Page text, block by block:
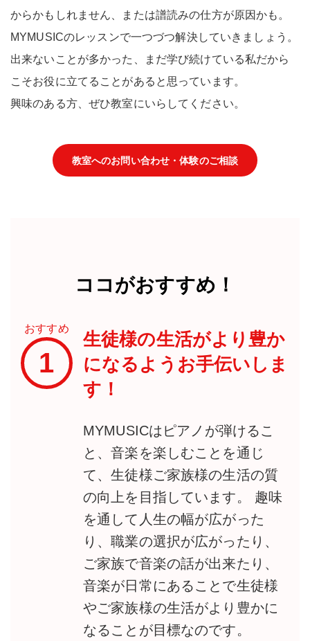
からかもしれません、または譜読みの仕方が原因かも。
MYMUSICのレッスンで一つづつ解決していきましょう。
出来ないことが多かった、まだ学び続けている私だから
こそお役に立てることがあると思っています。
興味のある方、ぜひ教室にいらしてください。
教室へのお問い合わせ・体験のご相談
ココがおすすめ！
おすすめ
1
生徒様の生活がより豊か
になるようお手伝いしま
す！
MYMUSICはピアノが弾けるこ
と、音楽を楽しむことを通じ
て、生徒様ご家族様の生活の質
の向上を目指しています。 趣味
を通して人生の幅が広がった
り、職業の選択が広がったり、
ご家族で音楽の話が出来たり、
音楽が日常にあることで生徒様
やご家族様の生活がより豊かに
なることが目標なのです。